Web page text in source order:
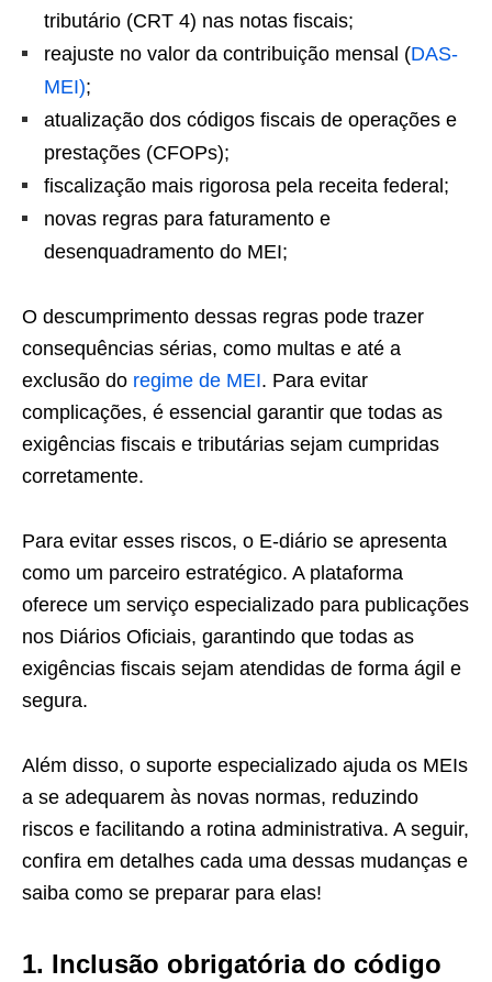
tributário (CRT 4) nas notas fiscais;
reajuste no valor da contribuição mensal (DAS-
MEI);
atualização dos códigos fiscais de operações e
prestações (CFOPs);
fiscalização mais rigorosa pela receita federal;
novas regras para faturamento e
desenquadramento do MEI;
O descumprimento dessas regras pode trazer
consequências sérias, como multas e até a
exclusão do regime de MEI. Para evitar
complicações, é essencial garantir que todas as
exigências fiscais e tributárias sejam cumpridas
corretamente.
Para evitar esses riscos, o E-diário se apresenta
como um parceiro estratégico. A plataforma
oferece um serviço especializado para publicações
nos Diários Oficiais, garantindo que todas as
exigências fiscais sejam atendidas de forma ágil e
segura.
Além disso, o suporte especializado ajuda os MEIs
a se adequarem às novas normas, reduzindo
riscos e facilitando a rotina administrativa. A seguir,
confira em detalhes cada uma dessas mudanças e
saiba como se preparar para elas!
1. Inclusão obrigatória do código